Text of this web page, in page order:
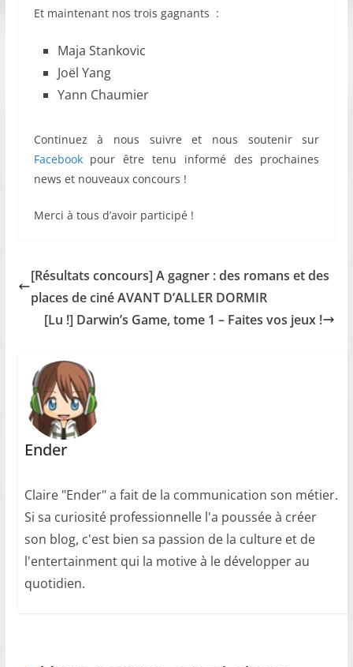
Et maintenant nos trois gagnants :
Maja Stankovic
Joël Yang
Yann Chaumier
Continuez à nous suivre et nous soutenir sur
Facebookpour être tenu informé des prochaines
news et nouveaux concours !
Merci à tous d’avoir participé !
[Résultats concours] A gagner : des romans et des
places de ciné AVANT D’ALLER DORMIR
[Lu !] Darwin’s Game, tome 1 – Faites vos jeux !
Ender
Claire "Ender" a fait de la communication son métier.
Si sa curiosité professionnelle l'a poussée à créer
son blog, c'est bien sa passion de la culture et de
l'entertainment qui la motive à le développer au
quotidien.